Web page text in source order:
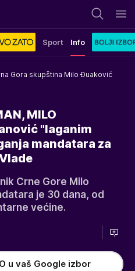
Sport Info
Gora skupština Milo Đuaković
MILO
"laganim
mandatara za
Crne Gore Milo
je 30 dana, od
većine.
u vaš Google izbor